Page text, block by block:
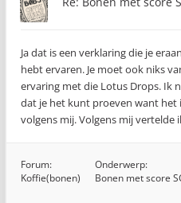
Ja dat is een verklaring die je
hebt ervaren. Je moet ook niks
ervaring met die Lotus Drops. Ik
dat je het kunt proeven want het
volgens mij. Volgens mij vertelde
Forum:
Koffie(bonen)
Onderwerp:
Bonen met score